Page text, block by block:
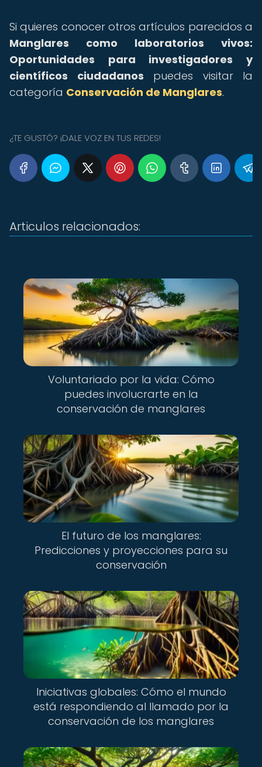
Si quieres conocer otros artículos parecidos a
Manglares como laboratorios vivos:
Oportunidades para investigadores y
científicos ciudadanos puedes visitar la
categoría Conservación de Manglares.
¿TE GUSTÓ? ¡DALE VOZ EN TUS REDES!
Articulos relacionados:
Voluntariado por la vida: Cómo
puedes involucrarte en la
conservación de manglares
El futuro de los manglares:
Predicciones y proyecciones para su
conservación
Iniciativas globales: Cómo el mundo
está respondiendo al llamado por la
conservación de los manglares